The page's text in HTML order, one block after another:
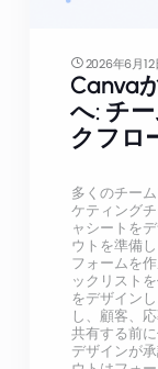
2026年6月12
Canva
へ: チ
クフロ
多くのチー
ケティング
ャシートを
ウトを準備
フォームを
ックリスト
をデザイン
し、顧客、
共有する前
デザインが